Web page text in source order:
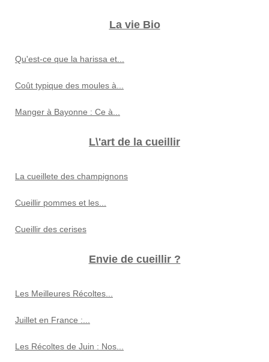
La vie Bio
Qu'est-ce que la harissa et...
Coût typique des moules à...
Manger à Bayonne : Ce à...
L\'art de la cueillir
La cueillete des champignons
Cueillir pommes et les...
Cueillir des cerises
Envie de cueillir ?
Les Meilleures Récoltes...
Juillet en France :...
Les Récoltes de Juin : Nos...